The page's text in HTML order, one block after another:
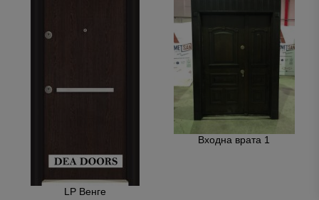
LP Венге
Входна врата 1